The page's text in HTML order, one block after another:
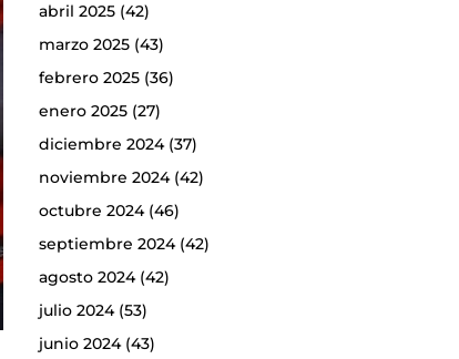
abril 2025(42)
marzo 2025(43)
febrero 2025(36)
enero 2025(27)
diciembre 2024(37)
noviembre 2024(42)
octubre 2024(46)
septiembre 2024(42)
agosto 2024(42)
julio 2024(53)
junio 2024(43)